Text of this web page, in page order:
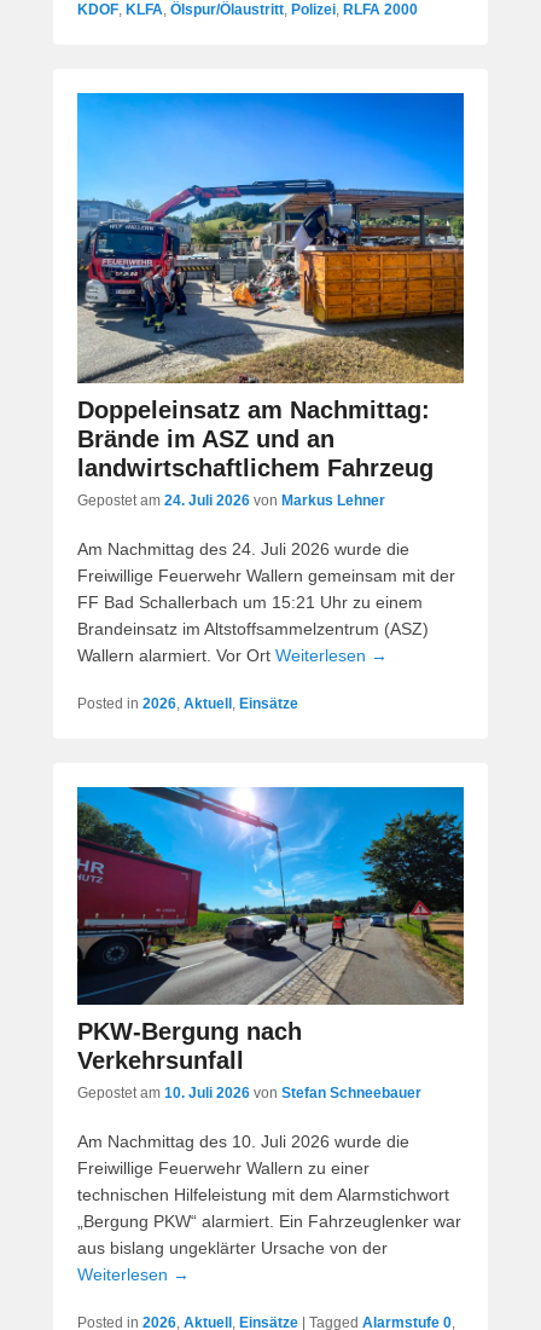
KDOF, KLFA, Ölspur/Ölaustritt, Polizei, RLFA 2000
Doppeleinsatz am Nachmittag:
Brände im ASZ und an
landwirtschaftlichem Fahrzeug
Gepostet am 24. Juli 2026 von Markus Lehner
Am Nachmittag des 24. Juli 2026 wurde die
Freiwillige Feuerwehr Wallern gemeinsam mit der
FF Bad Schallerbach um 15:21 Uhr zu einem
Brandeinsatz im Altstoffsammelzentrum (ASZ)
Wallern alarmiert. Vor Ort Weiterlesen →
Posted in 2026, Aktuell , Einsätze
PKW-Bergung nach
Verkehrsunfall
Gepostet am 10. Juli 2026 von Stefan Schneebauer
Am Nachmittag des 10. Juli 2026 wurde die
Freiwillige Feuerwehr Wallern zu einer
technischen Hilfeleistung mit dem Alarmstichwort
„Bergung PKW“ alarmiert. Ein Fahrzeuglenker war
aus bislang ungeklärter Ursache von der
Weiterlesen →
Posted in 2026, Aktuell , Einsätze Tagged Alarmstufe 0,